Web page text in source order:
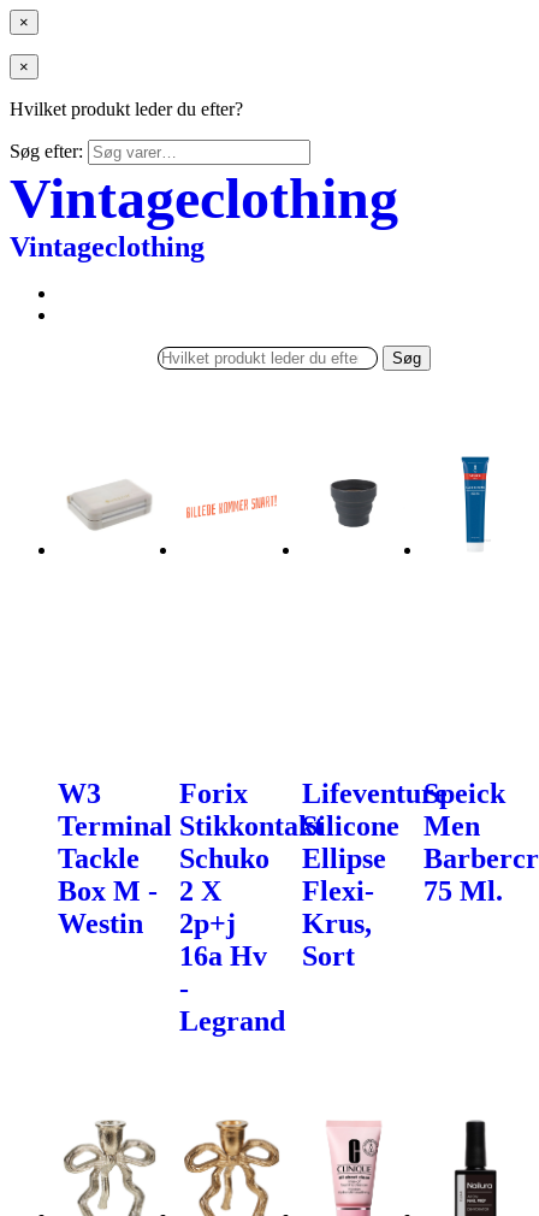
×
×
Hvilket produkt leder du efter?
Søg efter:
Vintageclothing
Vintageclothing
Søg
W3
Terminal
Tackle
Box M -
Westin
Forix
Stikkontakt
Schuko
2 X
2p+j
16a Hv
-
Legrand
Lifeventure
Silicone
Ellipse
Flexi-
Krus,
Sort
Speick
Men
75 Ml.